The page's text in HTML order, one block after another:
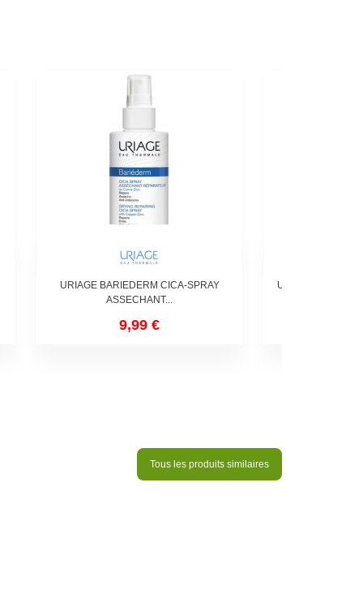
URIAGE BARIEDERM CICA-SPRAY
ASSECHANT...
9,99 €
URIAGE
Tous les produits similaires